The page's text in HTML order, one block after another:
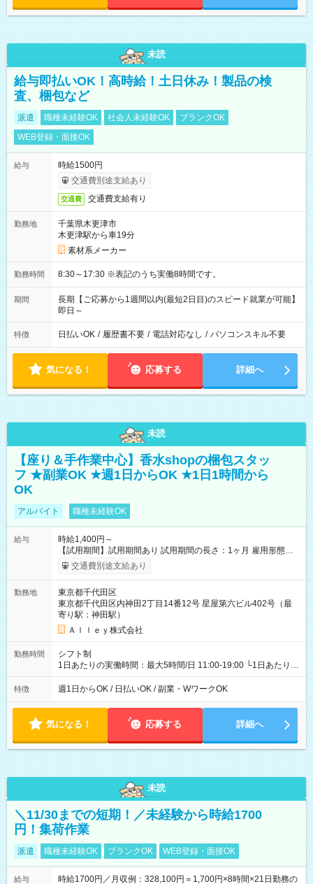
未読
給与即払いOK！高時給！土日休み！製品の検
査、梱包など
派遣 職種未経験OK 社会人未経験OK
ブランクOK
WEB登録・面接OK
給与
時給1500円
交通費別途支給あり
交通費 交通費支給有り
勤務地
千葉県木更津市
木更津駅から車19分
素材系メーカー
勤務時間 8:30～17:30 ※表記のうち実働8時間です。
期間
長期【ご応募から1週間以内(最短2日目)のスピード就業が可能】
即日～
特徴 日払いOK / 履歴書不要 / 電話対応なし / パソコンスキル不要
気になる！ 応募する 詳細へ
未読
【座り＆手作業中心】香水shopの梱包スタッ
フ ★副業OK ★週1日からOK ★1日1時間から
OK
アルバイト 職種未経験OK
給与
時給1,400円～
【試用期間】試用期間あり 試用期間の長さ：1ヶ月 雇用形態、
給与は本採用時と同じです。
交通費別途支給あり
勤務地
東京都千代田区
東京都千代田区内神田2丁目14番12号 星屋第六ビル402号（最
寄り駅：神田駅）
Ａｌｌｅｙ株式会社
勤務時間
シフト制
1日あたりの実働時間：最大5時間/日 11:00-19:00 └1日あたりの
実働時間：1-5時間 └上記の時間帯内であれば、いつでも勤務可
能！ └平日・土曜日の中で、お好きな曜日でご勤務いただけま
18:00 などのように、自由な働き方が可能なお仕事です！
特徴 週1日からOK / 日払いOK / 副業・WワークOK
気になる！ 応募する 詳細へ
未読
＼11/30までの短期！／未経験から時給1700
円！集荷作業
派遣 職種未経験OK ブランクOK WEB登録・面接OK
給与 時給1700円／月収例：328,100円＝1,700円×8時間×21日勤務の